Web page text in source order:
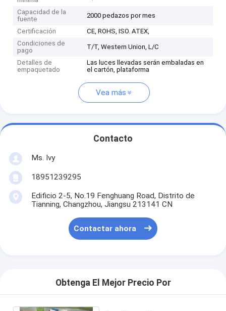
Capacidad de la
fuente
2000 pedazos por mes
Certificación
CE, ROHS, ISO. ATEX,
Condiciones de
pago
T/T, Western Union, L/C
Detalles de
empaquetado
Las luces llevadas serán embaladas en
el cartón, plataforma
Vea más
Contacto
Ms. Ivy
18951239295
Edificio 2-5, No.19 Fenghuang Road, Distrito de
Tianning, Changzhou, Jiangsu 213141 CN
Contactar ahora
Obtenga El Mejor Precio Por